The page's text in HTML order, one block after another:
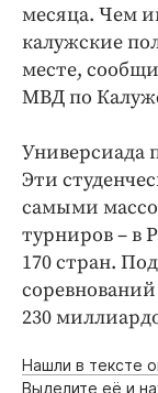
месяца. Чем
калужские
месте,
МВД по
Универсиада
Эти
самыми
турниров – в
170 стран.
230
Нашли в тексте
Выделите её и